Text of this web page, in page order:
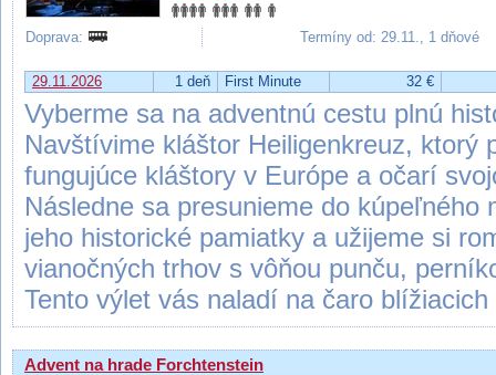
Doprava: Termíny od: 29.11., 1 dňové
29.11.2026 1 deň First Minute 32 €
Vyberme sa na adventnú cestu plnú
Navštívime kláštor Heiligenkreuz, ktorý
fungujúce kláštory v Európe a očarí
Následne sa presunieme do kúpeľného
jeho historické pamiatky a užijeme si
vianočných trhov s vôňou punču,
Tento výlet vás naladí na čaro
Advent na hrade Forchtenstein